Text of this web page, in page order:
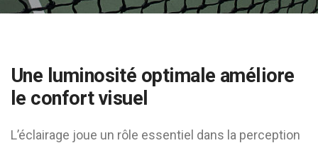
Une luminosité optimale améliore
le confort visuel
L’éclairage joue un rôle essentiel dans la perception